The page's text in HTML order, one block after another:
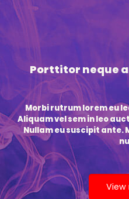
Porttitor neque
Morbi rutrum lorem eu
Aliquam vel sem in leo
Nullam eu suscipit ante.
View